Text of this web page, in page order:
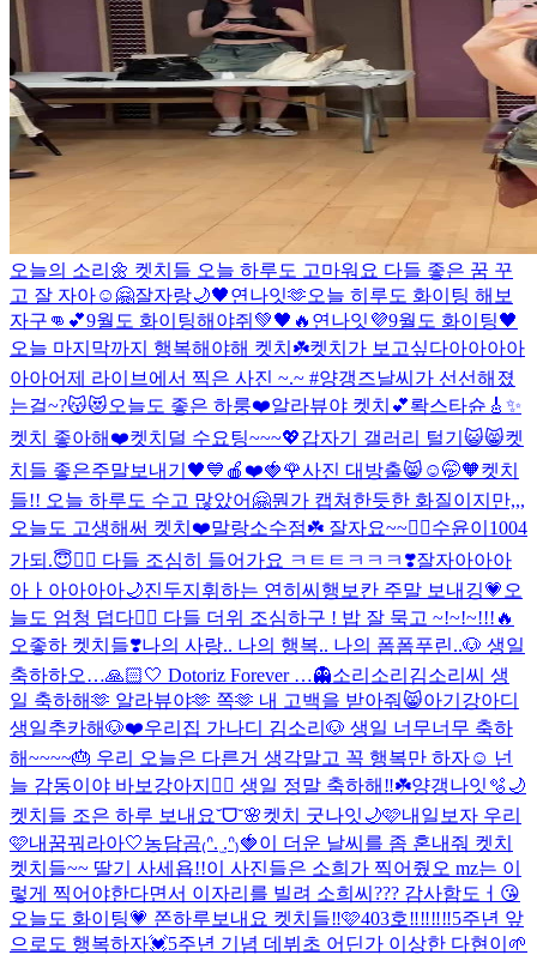
오늘의 소리🌼 켓치들 오늘 하루도 고마워요 다들 좋은 꿈 꾸
고 잘 자아☺🤗잘자랑🌙🖤연나잇🫶오늘 히루도 화이팅 해보
자구👊💕9월도 화이팅해야쥐💚🖤🔥 연나잇💜9월도 화이팅🖤
오늘 마지막까지 행복해야해 켓치☘️켓치가 보고싶다아아아아
아아어제 라이브에서 찍은 사진 ~.~ #양갱즈날씨가 선선해졌
는걸~?😽😻오늘도 좋은 하룽❤️알라뷰야 켓치💕롹스타슌🎸✨
켓치 좋아해❤️켓치덜 수요팅~~~💖갑자기 갤러리 털기😺😸켓
치들 좋은주말보내기🖤💙 🍎❤️🍓🌹사진 대방출😸☺🤭🧡켓치
들!! 오늘 하루도 수고 많았어🤗뭔가 캡쳐한듯한 화질이지만,,,
오늘도 고생해써 켓치❤️말랑소수점☘️ 잘자요~~❤️‍🔥수윤이1004
가되.😇❤️‍🔥 다들 조심히 들어가요 ㅋㅌㅌㅋㅋㅋ❣️잘자아아아
아ㅏ아아아아🌙진두지휘하는 연히씨 행보칸 주말 보내깅💗 오
늘도 엄청 덥다❤️‍🔥 다들 더위 조심하구 ! 밥 잘 묵고 ~!~!~!!!🔥
오좋하 켓치들❣️나의 사랑.. 나의 행복.. 나의 폼폼푸린..🐶 생일
축하하오…🙏🏻🤍 Dotoriz Forever …👻소리소리김소리씨 생
일 축하해🫶 알라뷰야🫶 쪽🫶 내 고백을 받아줘😸아기강아디
생일추카해🐶❤️우리집 가나디 김소리🐶 생일 너무너무 축하
해~~~~🎂 우리 오늘은 다른거 생각말고 꼭 행복만 하자☺️ 넌
늘 감동이야 바보강아지❤️‍🔥 생일 정말 축하해‼️☘️양갱나잇🫧🌙
켓치들 조은 하루 보내요˘ᗜ˘🌸켓치 굿나잇🌙🩷내일보자 우리
🩷내꿈꿔라아🤍농담곰₍ᐢ. ̫.ᐢ₎🍓이 더운 날씨를 좀 혼내줘 켓치
켓치들~~ 딸기 사세욥!!이 사진들은 소희가 찍어줬오 mz는 이
렇게 찍어야한다면서 이자리를 빌려 소희씨??? 감사함도ㅓ😘
오늘도 화이팅💗 쫀하루보내요 켓치들‼️🩷403호‼️‼️‼️‼️5주년 앞
으로도 행복하자💓5주년 기념 데뷔초 어딘가 이상한 다현이🌱